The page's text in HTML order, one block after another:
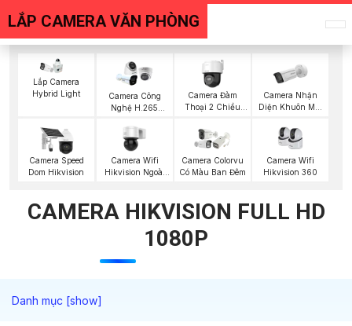
LẮP CAMERA VĂN PHÒNG
Lắp Camera
Hybrid Light
Camera Công
Nghệ H.265
Camera Đàm
Thoại 2 Chiều
Camera Nhận
Diện Khuôn Mặt
Camera Speed
Dom Hikvision
Camera Wifi
Hikvision Ngoài
Camera Colorvu
Có Màu Ban Đêm
Camera Wifi
Hikvision 360
CAMERA HIKVISION FULL HD
1080P